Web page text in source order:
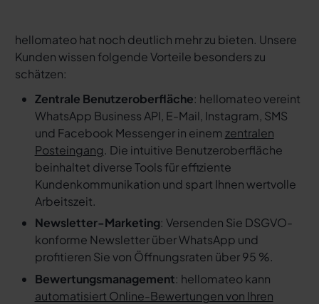
hellomateo hat noch deutlich mehr zu bieten. Unsere
Kunden wissen folgende Vorteile besonders zu
schätzen:
Zentrale Benutzeroberfläche: hellomateo vereint
WhatsApp Business API, E-Mail, Instagram, SMS
und Facebook Messenger in einem zentralen
Posteingang. Die intuitive Benutzeroberfläche
beinhaltet diverse Tools für effiziente
Kundenkommunikation und spart Ihnen wertvolle
Arbeitszeit.
Newsletter-Marketing: Versenden Sie DSGVO-
konforme Newsletter über WhatsApp und
profitieren Sie von Öffnungsraten über 95 %.
Bewertungsmanagement: hellomateo kann
automatisiert Online-Bewertungen von Ihren